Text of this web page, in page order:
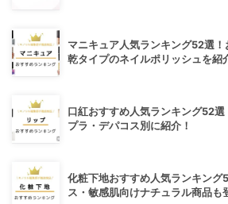
マニキュア人気ランキング52選
乾タイプのネイルポリッシュを紹
口紅おすすめ人気ランキング52
プラ・デパコス別に紹介！
化粧下地おすすめ人気ランキング
ス・敏感肌向けナチュラル商品も